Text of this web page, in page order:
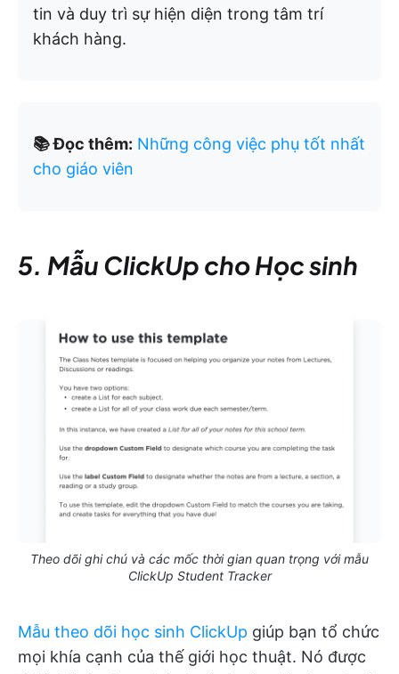
tin và duy trì sự hiện diện trong tâm trí
khách hàng.
📚 Đọc thêm: Những công việc phụ tốt nhất
cho giáo viên
5. Mẫu ClickUp cho Học sinh
Theo dõi ghi chú và các mốc thời gian quan trọng với mẫu
ClickUp Student Tracker
Mẫu theo dõi học sinh ClickUp giúp bạn tổ chức
mọi khía cạnh của thế giới học thuật. Nó được